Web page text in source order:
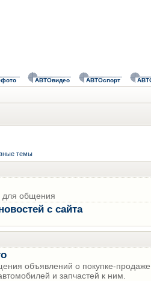
АВТОвидео АВТОспорт
темы
для общения
с сайта
объявлений о покупке-продаже
и запчастей к ним.